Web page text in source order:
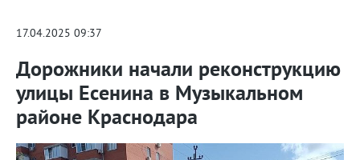
17.04.2025 09:37
Дорожники начали реконструкцию
улицы Есенина в Музыкальном
районе Краснодара